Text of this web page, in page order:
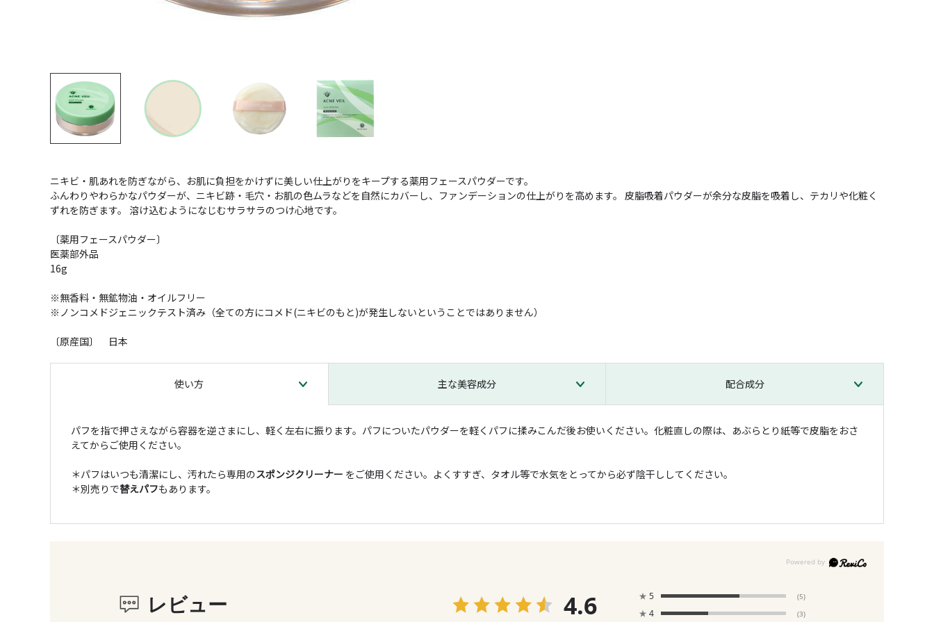
ニキビ・肌あれを防ぎながら、お肌に負担をかけずに美しい仕上がりをキープする薬用フェースパウダーです。
ふんわりやわらかなパウダーが、ニキビ跡・毛穴・お肌の色ムラなどを自然にカバーし、ファンデーションの仕上がりを高めます。 皮脂吸着パウダーが余分な皮脂を吸着し、テカリや化粧く
ずれを防ぎます。 溶け込むようになじむサラサラのつけ心地です。
〔薬用フェースパウダー〕
医薬部外品
16g
※無香料・無鉱物油・オイルフリー
※ノンコメドジェニックテスト済み（全ての方にコメド(ニキビのもと)が発生しないということではありません）
〔原産国〕 日本
使い方 主な美容成分 配合成分
パフを指で押さえながら容器を逆さまにし、軽く左右に振ります。パフについたパウダーを軽くパフに揉みこんだ後お使いください。化粧直しの際は、あぶらとり紙等で皮脂をおさ
えてからご使用ください。
＊パフはいつも清潔にし、汚れたら専用のスポンジクリーナー をご使用ください。よくすすぎ、タオル等で水気をとってから必ず陰干ししてください。
＊別売りで替えパフもあります。
レビュー 4.6 ★ 5 (5)
★ 4 (3)